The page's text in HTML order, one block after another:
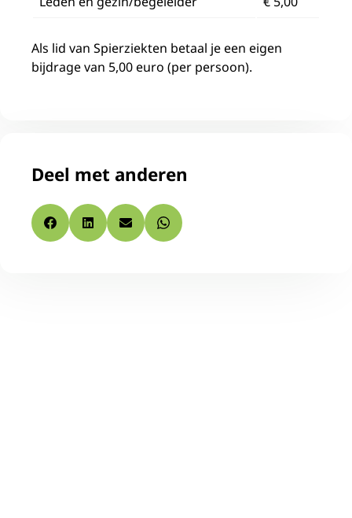
Als lid van Spierziekten betaal je een eigen
bijdrage van 5,00 euro (per persoon).
Deel met anderen
FacebookLinkedInE-mail Whatsapp